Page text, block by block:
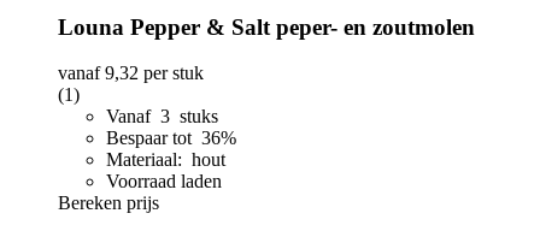
Louna Pepper & Salt peper- en zoutmolen
vanaf9,32 per stuk
(1)
Vanaf 3 stuks
Bespaar tot 36%
Materiaal: hout
Voorraad laden
Bereken prijs